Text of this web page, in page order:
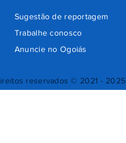
reservados © 2021 - 2025
Sugestão de reportagem
Trabalhe conosco
Anuncie no Ogoiás